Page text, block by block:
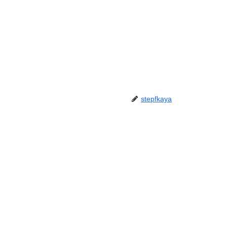
stepfkaya